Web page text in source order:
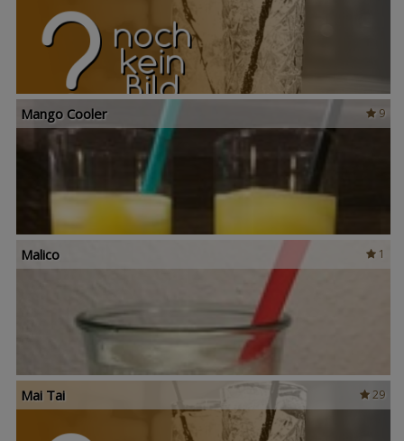
9
Mango Cooler
1
Malico
29
Mai Tai